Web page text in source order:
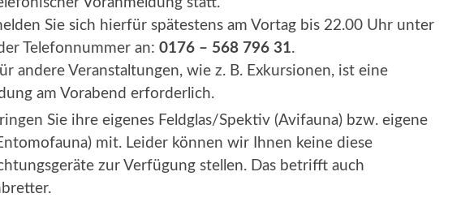
Sie sich hierfür spätestens am Vortag bis 22.00 Uhr unter
Telefonnummer an: 0176 – 568 796 31.
andere Veranstaltungen, wie z. B. Exkursionen, ist eine
am Vorabend erforderlich.
Sie ihre eigenes Feldglas/Spektiv (Avifauna) bzw. eigene
mit. Leider können wir Ihnen keine diese
zur Verfügung stel­len. Das betrifft auch